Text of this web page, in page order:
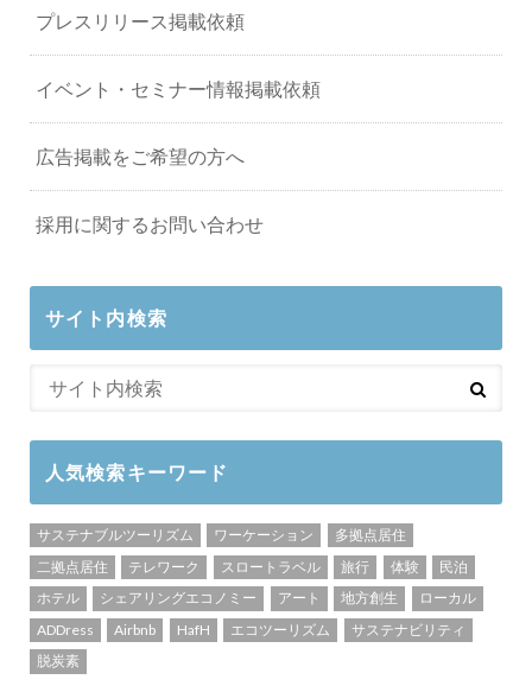
プレスリリース掲載依頼
イベント・セミナー情報掲載依頼
広告掲載をご希望の方へ
採用に関するお問い合わせ
サイト内検索
人気検索キーワード
サステナブルツーリズム ワーケーション
多拠点居住
二拠点居住
テレワーク スロートラベル 旅行 体験
民泊
ホテル
シェアリングエコノミー アート 地方創生
ローカル
ADDress
Airbnb HafH エコツーリズム
サステナビリティ
脱炭素